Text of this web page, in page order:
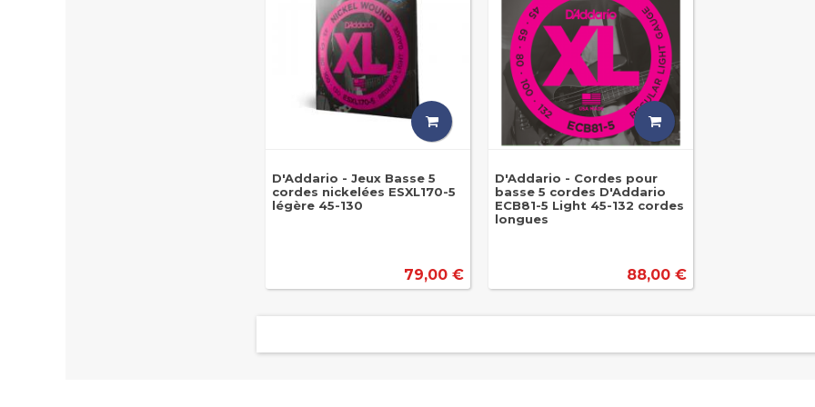
D'Addario - Jeux Basse 5
cordes nickelées ESXL170-5
légère 45-130
79,00 €
D'Addario - Cordes pour
basse 5 cordes D'Addario
ECB81-5 Light 45-132 cordes
longues
88,00 €